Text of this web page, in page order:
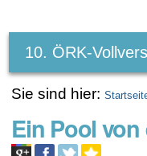
Werkzeuge
10. ÖRK-
Sie sind hier:
Ein Pool